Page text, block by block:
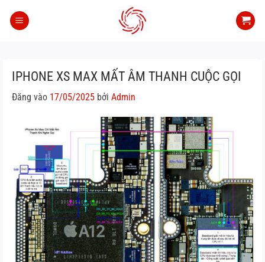
qua
IPHONE XS MAX MẤT ÂM THANH CUỘC GỌI
Đăng vào 17/05/2025 bởi Admin